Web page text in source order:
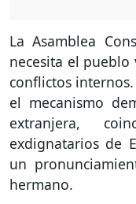
La Asamblea
necesita el pueblo
conflictos
el mecanismo
extranjera,
exdignatarios de
un
hermano.